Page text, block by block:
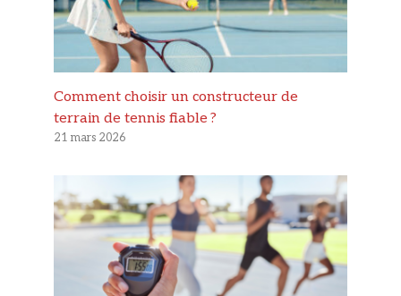
Comment choisir un constructeur de
terrain de tennis fiable ?
21 mars 2026